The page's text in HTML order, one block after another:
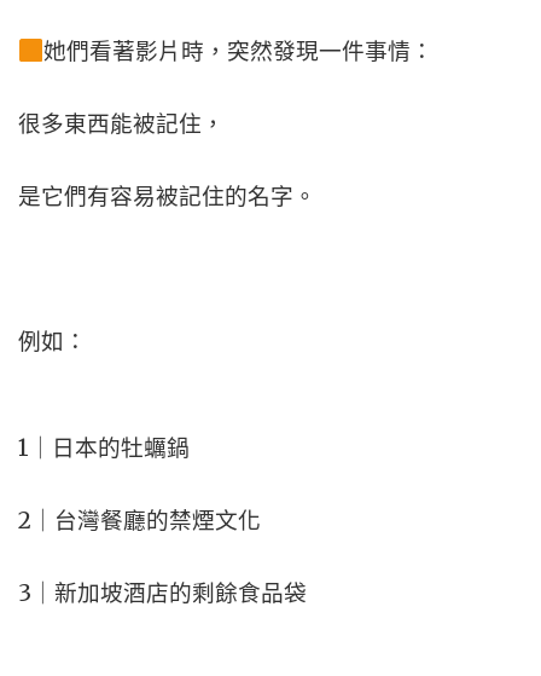
她們看著影片時，突然發現一件事情：
很多東西能被記住，
是它們有容易被記住的名字。
例如：
1｜日本的牡蠣鍋
2｜台灣餐廳的禁煙文化
3｜新加坡酒店的剩餘食品袋